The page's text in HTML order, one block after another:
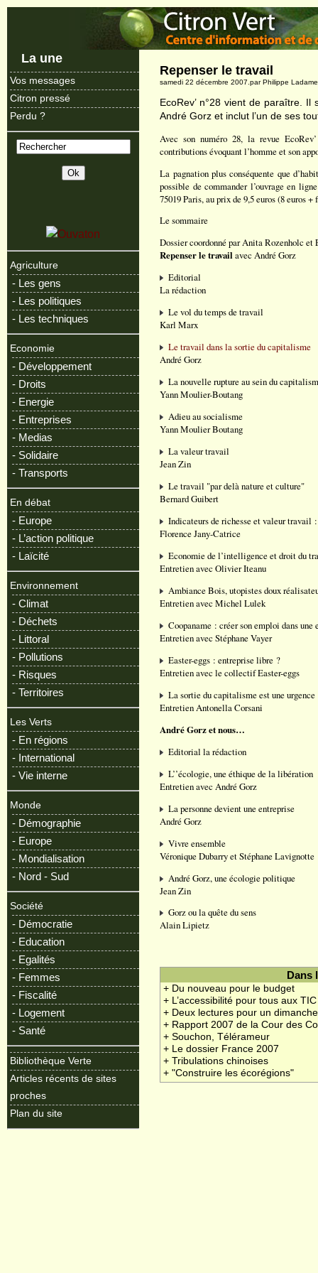
La une
Vos messages
Citron pressé
Perdu ?
Agriculture
- Les gens
- Les politiques
- Les techniques
Economie
- Développement
- Droits
- Energie
- Entreprises
- Medias
- Solidaire
- Transports
En débat
- Europe
- L’action politique
- Laïcité
Environnement
- Climat
- Déchets
- Littoral
- Pollutions
- Risques
- Territoires
Les Verts
- En régions
- International
- Vie interne
Monde
- Démographie
- Europe
- Mondialisation
- Nord - Sud
Société
- Démocratie
- Education
- Egalités
- Femmes
- Fiscalité
- Logement
- Santé
Bibliothèque Verte
Articles récents de sites
proches
Plan du site
Repenser le travail
samedi 22 décembre 2007.par Philippe Ladame
EcoRev’ n°28 vient de paraître. Il
André Gorz et inclut l’un de ses
Avec son numéro 28, la revue
contributions évoquant l’homme et son
La pagnation plus conséquente que
possible de commander l’ouvrage en
75019 Paris, au prix de 9,5 euros (8 euros +
Le sommaire
Dossier coordonné par Anita Rozenholc et
Repenser le travailavec André Gorz
Editorial
La rédaction
Le vol du temps de travail
Karl Marx
Le travail dans la sortie du capitalisme
André Gorz
La nouvelle rupture au sein du
Yann Moulier-Boutang
Adieu au socialisme
Yann Moulier Boutang
La valeur travail
Jean Zin
Le travail "par delà nature et culture"
Bernard Guibert
Indicateurs de richesse et valeur
Florence Jany-Catrice
Economie de l’intelligence et droit du
Entretien avec Olivier Iteanu
Ambiance Bois, utopistes doux
Entretien avec Michel Lulek
Coopaname : créer son emploi dans une
Entretien avec Stéphane Vayer
Easter-eggs : entreprise libre ?
Entretien avec le collectif Easter-eggs
La sortie du capitalisme est une urgence
Entretien Antonella Corsani
André Gorz et nous…
Editorial la rédaction
L’’écologie, une éthique de la libération
Entretien avec André Gorz
La personne devient une entreprise
André Gorz
Vivre ensemble
Véronique Dubarry et Stéphane Lavignotte
André Gorz, une écologie politique
Jean Zin
Gorz ou la quête du sens
Alain Lipietz
Dans
+ Du nouveau pour le budget
+ L’accessibilité pour tous aux
+ Deux lectures pour un dimanche
+ Rapport 2007 de la Cour des
+ Souchon, Télérameur
+ Le dossier France 2007
+ Tribulations chinoises
+ "Construire les écorégions"